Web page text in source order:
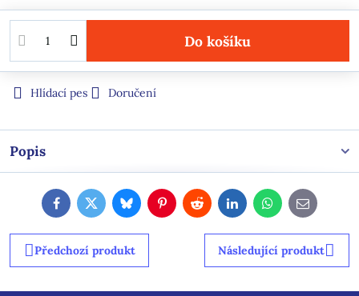
Do košíku
Hlídací pes Doručení
Popis
FacebookTwitterBlueskyPinterestRedditLinkedInWhatsApp
E-
mail
Předchozí produkt Následující produkt